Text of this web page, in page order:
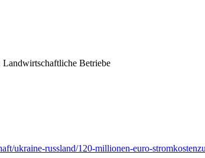
Landwirtschaftliche Betriebe
ukraine-russland/120-millionen-euro-